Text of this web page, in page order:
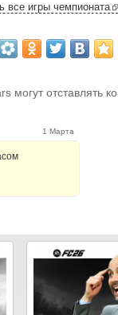
все игры чемпионата
могут отставлять
1 Марта